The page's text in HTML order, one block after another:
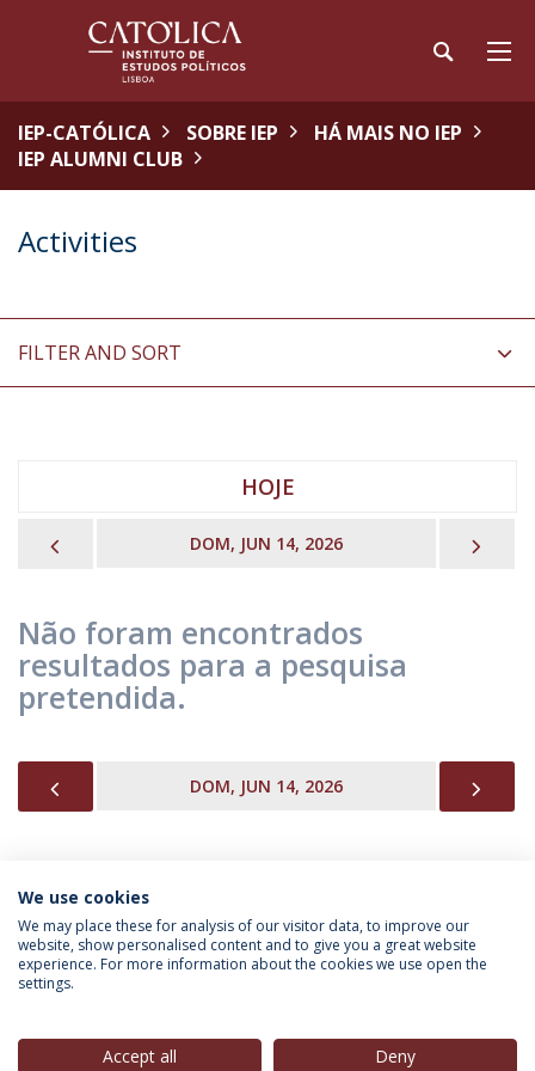
IEP-CATÓLICA SOBRE IEP
HÁ MAIS NO IEP
IEP ALUMNI CLUB
Activities
FILTER AND SORT
HOJE
DOM, JUN 14, 2026
Não foram encontrados
resultados para a pesquisa
pretendida.
DOM, JUN 14, 2026
INFORMAÇÃO PARA
We use cookies
We may place these for analysis of our visitor data, to improve our
website, show personalised content and to give you a great website
experience. For more information about the cookies we use open the
settings.
Accept all Deny